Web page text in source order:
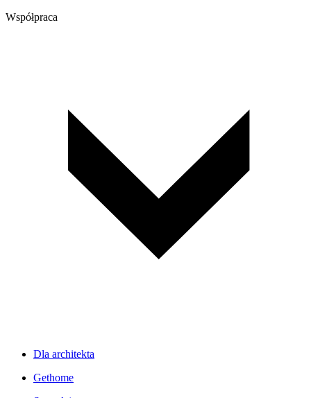
Współpraca
Dla architekta
Gethome